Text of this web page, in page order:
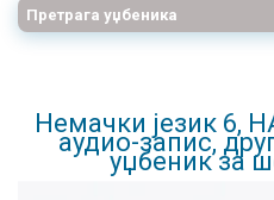
Претрага уџбеника
Немачки језик 6,
аудио-запис,
уџбеник за